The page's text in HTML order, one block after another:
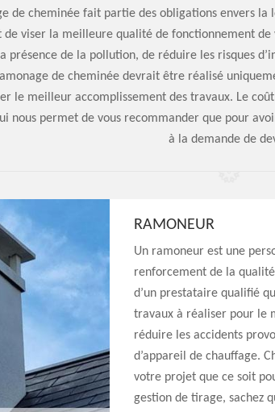
de cheminée fait partie des obligations envers la
de viser la meilleure qualité de fonctionnement
présence de la pollution, de réduire les risques
de cheminée devrait être réalisé
le meilleur accomplissement des travaux. Le
nous permet de vous recommander que pour
à la demande de
RAMONEUR
Un ramoneur est une
renforcement de la
d’un prestataire qualifié
travaux à réaliser pour le
réduire les accidents
d’appareil de chauffage.
votre projet que ce soit
gestion de tirage, sachez